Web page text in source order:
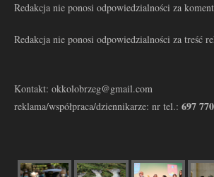
Redakcja nie ponosi odpowiedzialności za
Redakcja nie ponosi odpowiedzialności za treść
Kontakt: okkolobrzeg@gmail.com
reklama/współpraca/dziennikarze: nr tel.: 697